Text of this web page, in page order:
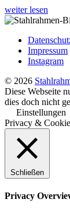
weiter lesen
Impressum
Instagram
© 2026
Diese Webseite
dies doch nicht
Einstellungen
Privacy &
Schließen
Privacy